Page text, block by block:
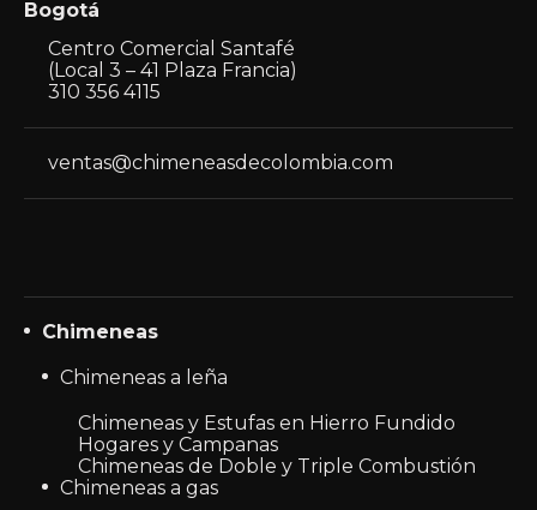
Bogotá
Centro Comercial Santafé
(Local 3 – 41 Plaza Francia)
310 356 4115
ventas@chimeneasdecolombia.com
Chimeneas
Chimeneas a leña
Chimeneas y Estufas en Hierro Fundido
Hogares y Campanas
Chimeneas de Doble y Triple Combustión
Chimeneas a gas